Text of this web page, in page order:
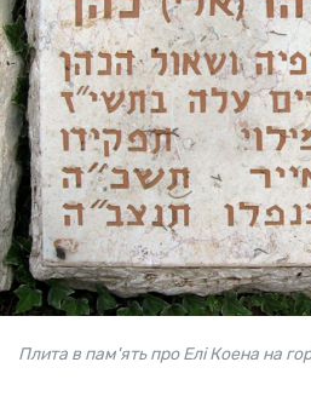
Плита в пам'ять про Елі Коена на